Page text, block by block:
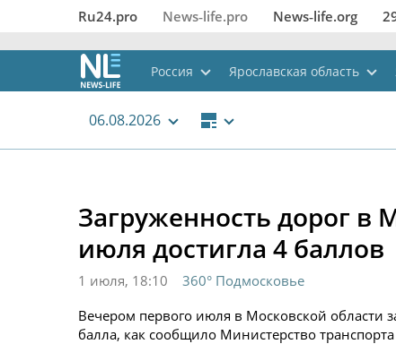
Ru24.pro News‑life.pro News‑life.org
Россия Ярославская область
06.08.2026
Загруженность дорог в
июля достигла 4 баллов
1 июля, 18:10
360° Подмосковье
Вечером первого июля в Московской области
балла, как сообщило Министерство